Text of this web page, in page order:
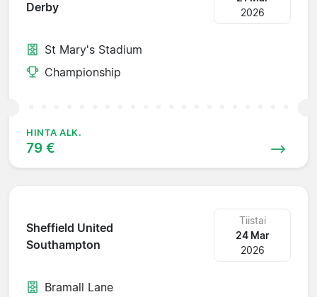
Derby
2026
St Mary's Stadium
Championship
HINTA ALK.
79 €
Sheffield United
Southampton
Tiistai
24 Mar
2026
Bramall Lane